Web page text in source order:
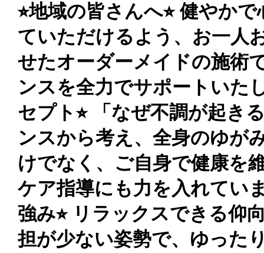
⭐︎地域の皆さんへ⭐︎ 健やか
ていただけるよう、お一人
せたオーダーメイドの施術
ンスを全力でサポートいた
セプト⭐︎ 「なぜ不調が起き
ンスから考え、全身のゆが
けでなく、ご自身で健康を
ケア指導にも力を入れてい
強み⭐︎ リラックスできる仰
担が少ない姿勢で、ゆった